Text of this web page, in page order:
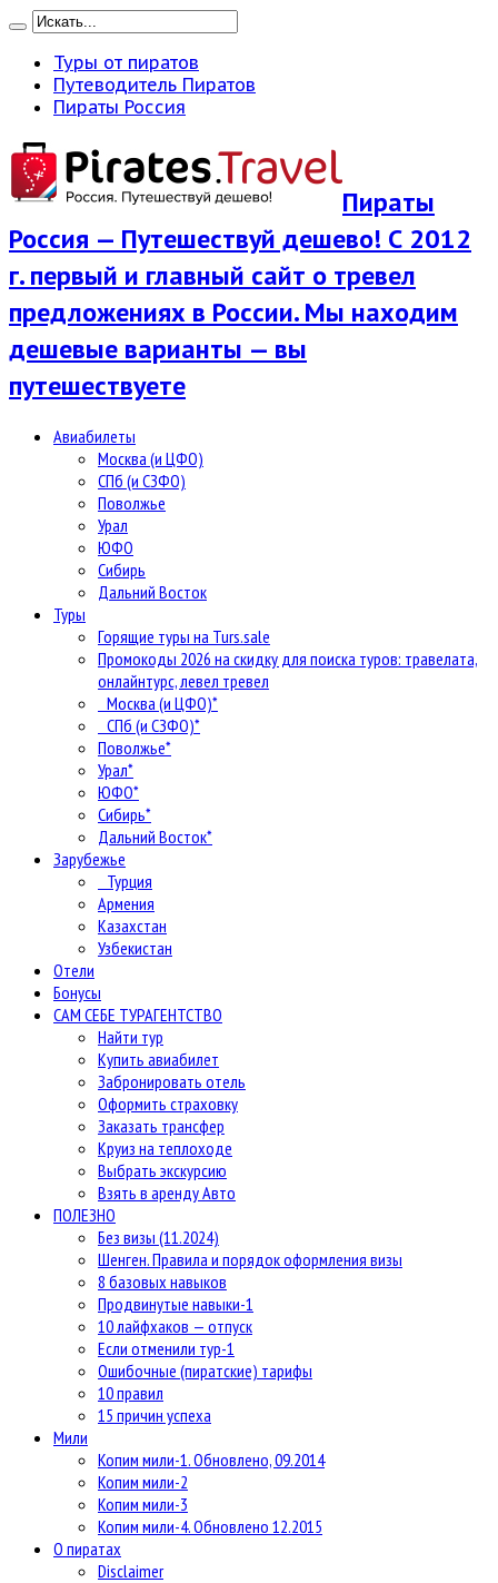
Туры от пиратов
Путеводитель Пиратов
Пираты Россия
Пираты
Россия — Путешествуй дешево! С 2012
г. первый и главный сайт о тревел
предложениях в России. Мы находим
дешевые варианты — вы
путешествуете
Авиабилеты
Москва (и ЦФО)
СПб (и СЗФО)
Поволжье
Урал
ЮФО
Сибирь
Дальний Восток
Туры
Горящие туры на Turs.sale
Промокоды 2026 на скидку для поиска туров: травелата,
онлайнтурс, левел тревел
Москва (и ЦФО)*
СПб (и СЗФО)*
Поволжье*
Урал*
ЮФО*
Сибирь*
Дальний Восток*
Зарубежье
Турция
Армения
Казахстан
Узбекистан
Отели
Бонусы
САМ СЕБЕ ТУРАГЕНТСТВО
Найти тур
Купить авиабилет
Забронировать отель
Оформить страховку
Заказать трансфер
Круиз на теплоходе
Выбрать экскурсию
Взять в аренду Авто
ПОЛЕЗНО
Без визы (11.2024)
Шенген. Правила и порядок оформления визы
8 базовых навыков
Продвинутые навыки-1
10 лайфхаков — отпуск
Если отменили тур-1
Ошибочные (пиратские) тарифы
10 правил
15 причин успеха
Мили
Копим мили-1. Обновлено, 09.2014
Копим мили-2
Копим мили-3
Копим мили-4. Обновлено 12.2015
О пиратах
Disclaimer